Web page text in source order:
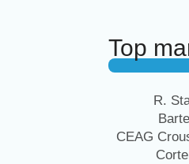
Top
R.
CEAG